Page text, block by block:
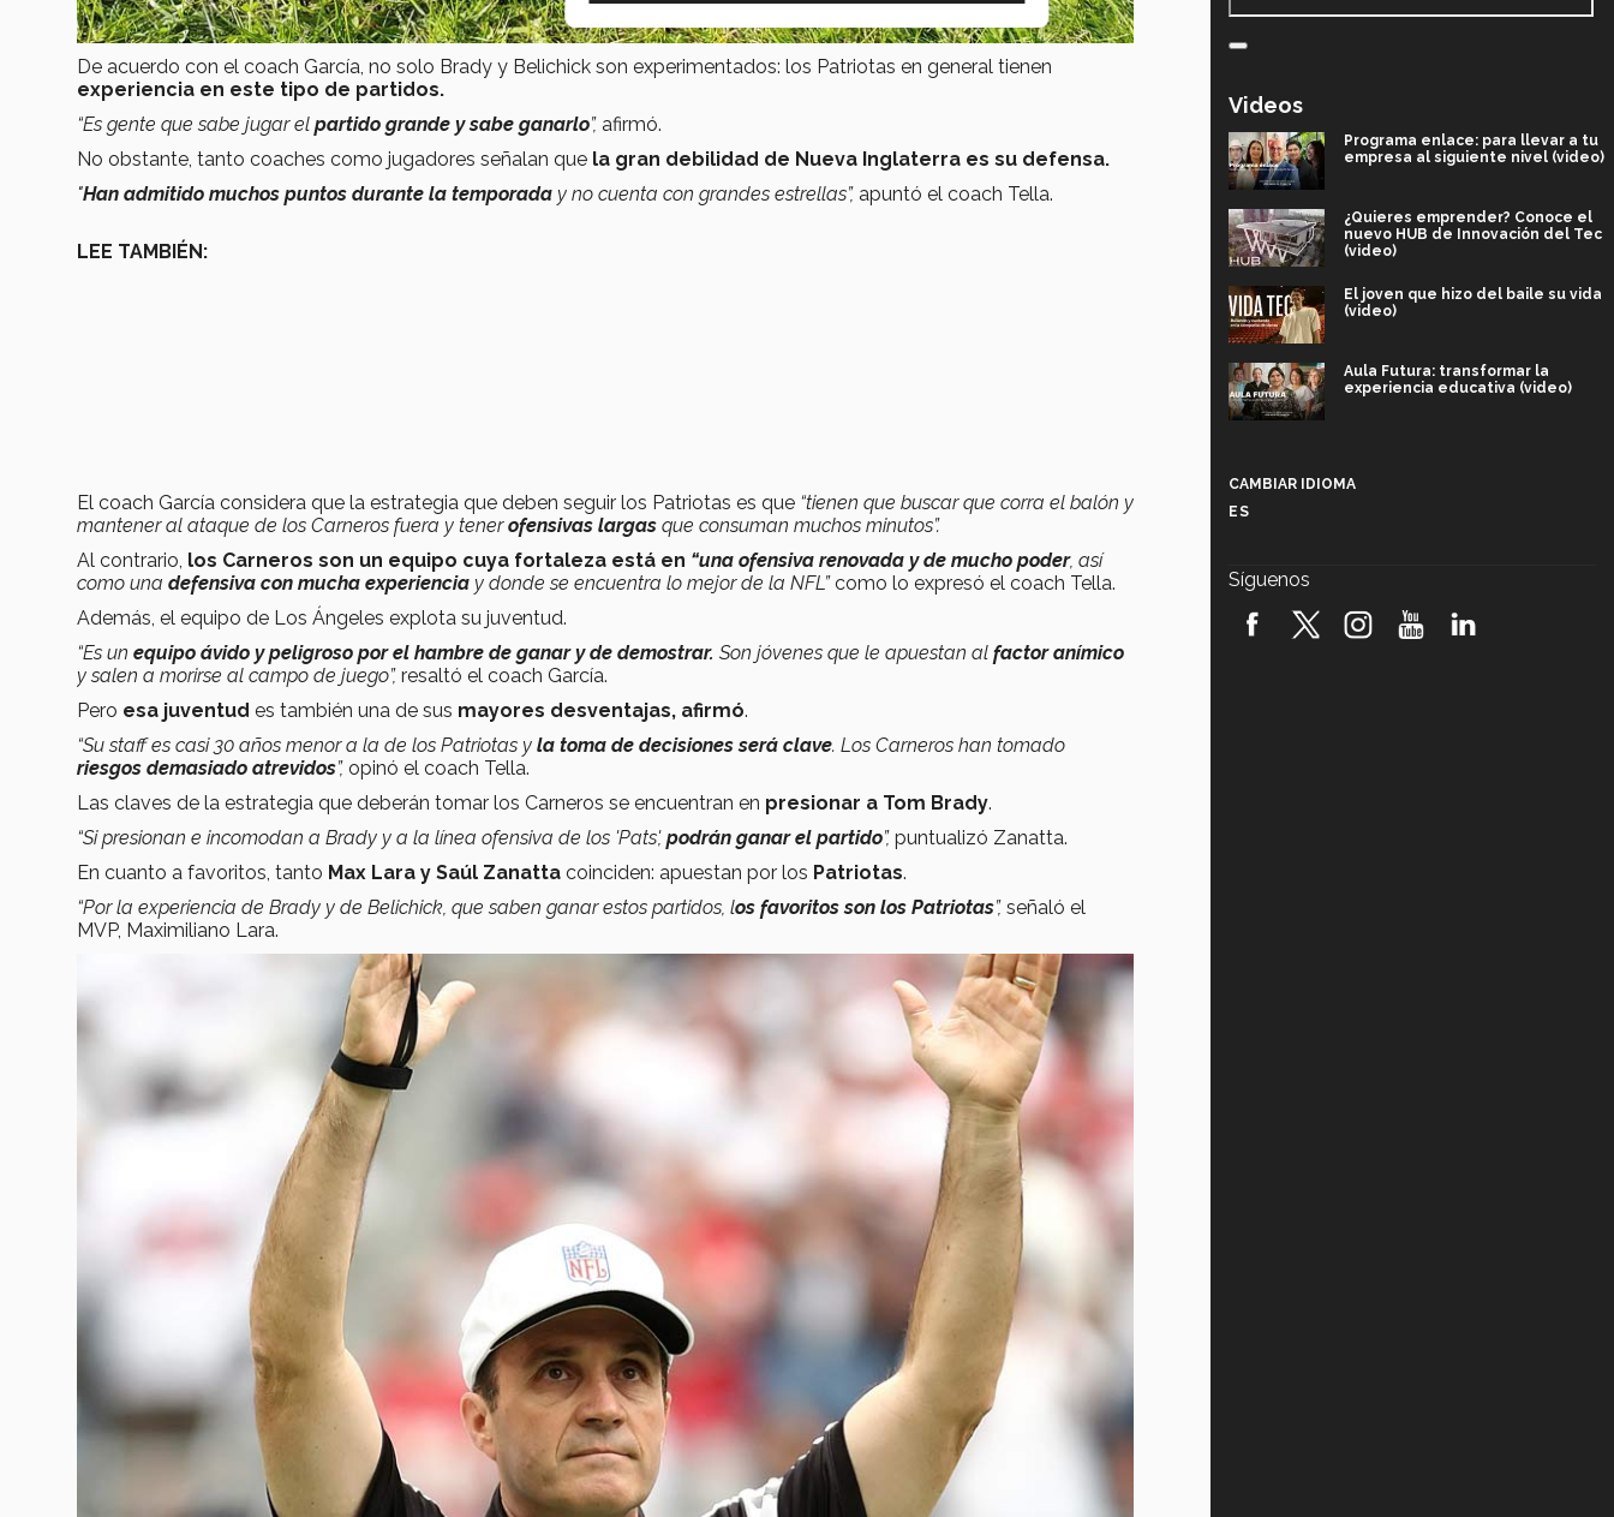
De acuerdo con el coach García, no solo Brady y Belichick son experimentados: los Patriotas en general tienen
experiencia en este tipo de partidos.
“Es gente que sabe jugar el partido grande y sabe ganarlo”, afirmó.
No obstante, tanto coaches como jugadores señalan que la gran debilidad de Nueva Inglaterra es su defensa.
"Han admitido muchos puntos durante la temporada y no cuenta con grandes estrellas”, apuntó el coach Tella.
LEE TAMBIÉN:
El coach García considera que la estrategia que deben seguir los Patriotas es que “tienen que buscar que corra el balón y
mantener al ataque de los Carneros fuera y tenerofensivas largas que consuman muchos minutos”.
Al contrario, los Carneros son un equipo cuya fortaleza está en “una ofensiva renovada y de mucho poder, así
como una defensiva con mucha experiencia y donde se encuentra lo mejor de la NFL”como lo expresó el coach Tella.
Además, el equipo de Los Ángeles explota su juventud.
“Es un equipo ávido y peligroso por el hambre de ganar y de demostrar. Son jóvenes que le apuestan al factor anímico
y salen a morirse al campo de juego”, resaltó el coach García.
Pero esa juventud es también una de sus mayores desventajas, afirmó.
“Su staff es casi 30 años menor a la de los Patriotas y la toma de decisiones será clave. Los Carneros han tomado
riesgos demasiado atrevidos”, opinó el coach Tella.
Las claves de la estrategia que deberán tomar los Carneros se encuentran en presionar a Tom Brady.
“Si presionan e incomodan a Brady y a la línea ofensiva de los 'Pats', podrán ganar el partido”, puntualizó Zanatta.
En cuanto a favoritos, tanto Max Lara y Saúl Zanatta coinciden: apuestan por los Patriotas.
“Por la experiencia de Brady y de Belichick, que saben ganar estos partidos, los favoritos son los Patriotas”, señaló el
MVP, Maximiliano Lara.
Videos
Programa enlace: para llevar a tu
empresa al siguiente nivel (video)
¿Quieres emprender? Conoce el
nuevo HUB de Innovación del Tec
(video)
El joven que hizo del baile su vida
(video)
Aula Futura: transformar la
experiencia educativa (video)
robótica FIRST 2026! (video)
CAMBIAR IDIOMA
ES
Síguenos